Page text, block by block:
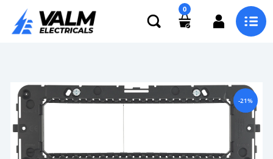
0
-21%